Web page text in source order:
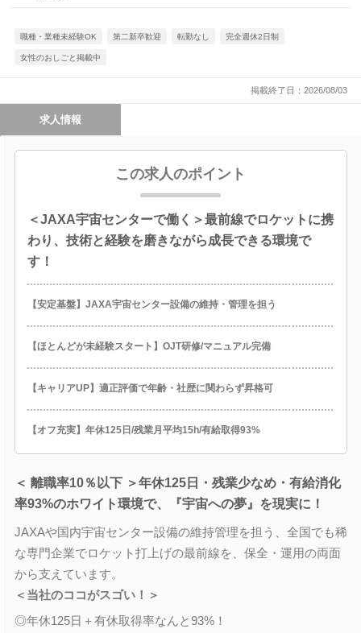
職種・業種未経験OK 第二新卒歓迎 転勤なし 完全週休2日制
女性のおしごと掲載中
掲載終了日：2026/08/03
求人情報
この求人のポイント
＜JAXA宇宙センターで働く＞最前線でロケットに携
わり、技術と経験を磨きながら成長できる環境で
す！
【安定基盤】JAXA宇宙センター設備の維持・管理を担う
【ほとんどが未経験スタート】OJT研修/マニュアル完備
【キャリアUP】適正評価で年齢・社歴に関わらず昇格可
【オフ充実】年休125日/残業月平均15h/有給取得93%
＜ 離職率10％以下 ＞年休125日・残業少なめ・有給消化
率93%のホワイト環境で、『宇宙への夢』を現実に！
JAXAや国内宇宙センター設備の維持管理を担う、全国でも稀
な専門企業でロケット打上げの最前線を、保全・運用の両面
から支えています。
＜当社のココがスゴい！＞
◎年休125日＋有休取得率なんと93%！